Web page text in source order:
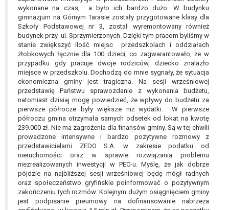
wykonane na czas, a było ich bardzo dużo. W budynku
gimnazjum na Górnym Tarasie zostały przygotowane klasy dla
Szkoły Podstawowej nr 3, został wyremontowany również
budynek przy ul. Sprzymierzonych. Dzięki tym pracom byliśmy w
stanie zwiększyć ilość miejsc przedszkolach i oddziałach
żłobkowych łącznie dla 100 dzieci, co zagwarantowało, że w
przypadku gdy pracuje dwoje rodziców, dziecko znalazło
miejsce w przedszkolu. Dochodzą do mnie sygnały, że sytuacja
ekonomiczna gminy jest tragiczna. Na sesji wrześniowej
przedstawię Państwu sprawozdanie z wykonania budżetu,
natomiast dzisiaj mogę powiedzieć, że wpływy do budżetu za
pierwsze półrocze były większe niż wydatki. W pierwsze
półroczu gmina otrzymała samych odsetek od lokat na kwotę
239.000 zł. Nie ma zagrożenia dla finansów gminy. Są w tej chwili
prowadzone intensywne i bardzo pozytywne rozmowy z
przedstawicielami ZEDO S.A. w zakresie podatku od
nieruchomości oraz w sprawie rozwiązania problemu
niezrealizowanych inwestycji w PEC-u. Myślę, że jak dobrze
pójdzie na najbliższej sesji wrześniowej będę mógł radnych
oraz społeczeństwo gryfińskie poinformować o pozytywnym
zakończeniu tych rozmów. Kolejnym dużym osiągnięciem gminy
jest podpisanie preumowy na dofinansowanie nabrzeża